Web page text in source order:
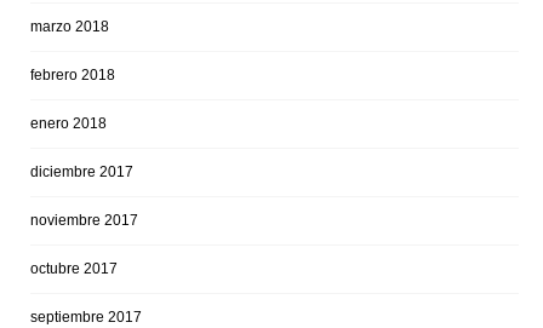
marzo 2018
febrero 2018
enero 2018
diciembre 2017
noviembre 2017
octubre 2017
septiembre 2017